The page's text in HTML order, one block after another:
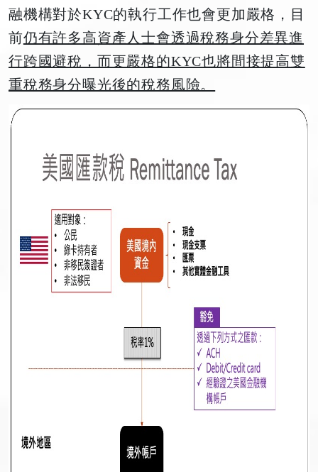
融機構對於KYC的執行工作也會更加嚴格，目
前仍有許多高資產人士會透過稅務身分差異進
行跨國避稅，而更嚴格的KYC也將間接提高雙
重稅務身分曝光後的稅務風險。